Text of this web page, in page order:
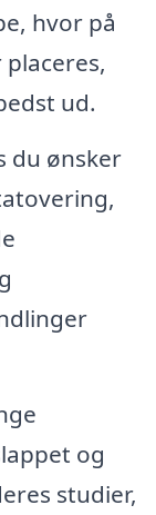
hvor på
ud.
du ønsker
og
studier,